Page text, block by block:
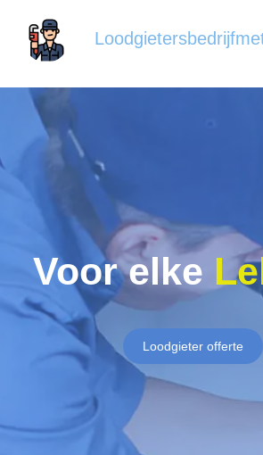
Voor elke
Loodgieter offerte